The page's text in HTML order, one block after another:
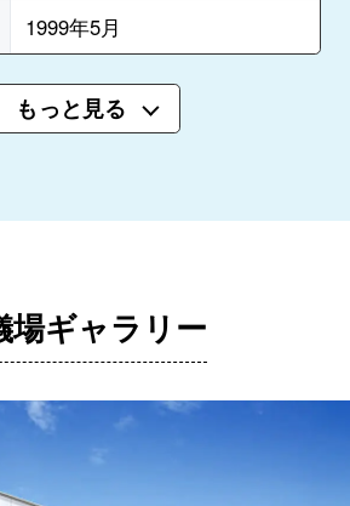
1999年5月
もっと見る
場ギャラリー